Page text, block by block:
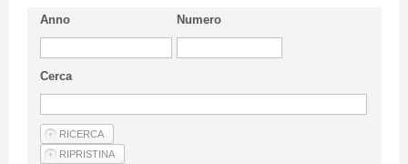
Linee Guida
Privacy Policy
Articoli
Anno Numero
Cerca